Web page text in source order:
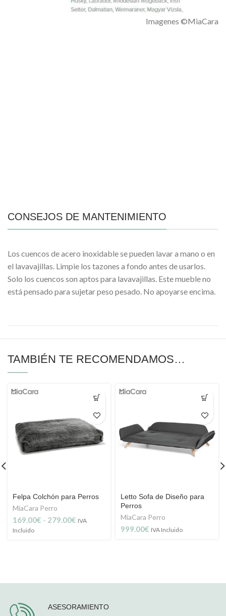
Imagenes ©MiaCara
CONSEJOS DE MANTENIMIENTO
Los cuencos de acero inoxidable se pueden lavar a mano o en
el lavavajillas. Limpie los tazones a fondo antes de usarlos.
Solo los cuencos son aptos para lavavajillas. Este mueble no
está pensado para sujetar peso pesado. No apoyarse encima.
TAMBIÉN TE RECOMENDAMOS…
Felpa Colchón para Perros
MiaCara Perro
169.00€ - 279.00€ Rango
IVA
Incluido
Letto Sofa de Diseño para
Perros
MiaCara Perro
999.00€ IVA Incluido
ASESORAMIENTO